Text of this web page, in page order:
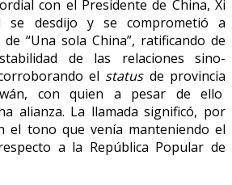
con el Presidente de China, Xi
se desdijo y se comprometió a
“Una sola China”, ratificando de
de las relaciones sino-
el statusde provincia
con quien a pesar de ello
alianza. La llamada significó, por
el tono que venía manteniendo el
a la República Popular de